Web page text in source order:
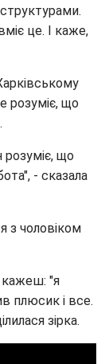
це. І каже,
розуміє, що
розуміє, що
- сказала
з чоловіком
кажеш: "я
плюсик і все.
зірка.